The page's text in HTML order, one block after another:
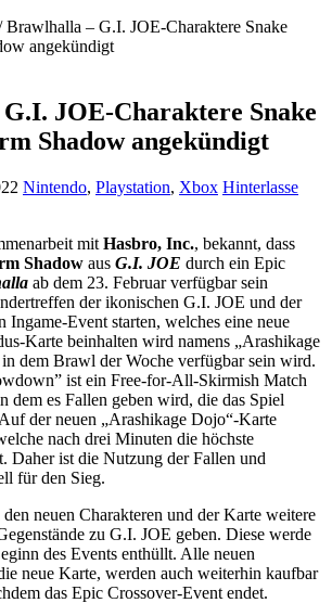
Brawlhalla – G.I. JOE-Charaktere Snake
angekündigt
JOE-Charaktere Snake
Shadow angekündigt
Nintendo, Playstation, Xbox Hinterlasse
mit Hasbro, Inc., bekannt, dass
Shadow aus G.I. JOE durch ein Epic
ab dem 23. Februar verfügbar sein
der ikonischen G.I. JOE und der
Event starten, welches eine neue
Karte beinhalten wird namens „Arashikage
dem Brawl der Woche verfügbar sein wird.
ist ein Free-for-All-Skirmish Match
dem es Fallen geben wird, die das Spiel
der neuen „Arashikage Dojo“-Karte
nach drei Minuten die höchste
Daher ist die Nutzung der Fallen und
für den Sieg.
neuen Charakteren und der Karte weitere
zu G.I. JOE geben. Diese werde
des Events enthüllt. Alle neuen
neue Karte, werden auch weiterhin kaufbar
das Epic Crossover-Event endet.